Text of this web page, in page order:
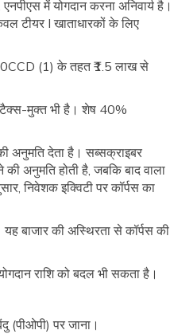
में योगदान करना अनिवार्य है।
टीयर I खाताधारकों के लिए
(1) के तहत ₹1.5 लाख से
टैक्स-मुक्त भी है। शेष 40%
अनुमति देता है। सब्सक्राइबर
अनुमति होती है, जबकि बाद वाला
निवेशक इक्विटी पर कॉर्पस का
बाजार की अस्थिरता से कॉर्पस की
राशि को बदल भी सकता है।
(पीओपी) पर जाना।